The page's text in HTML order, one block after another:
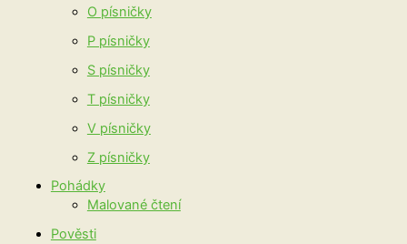
O písničky
P písničky
S písničky
T písničky
V písničky
Z písničky
Pohádky
Malované čtení
Pověsti